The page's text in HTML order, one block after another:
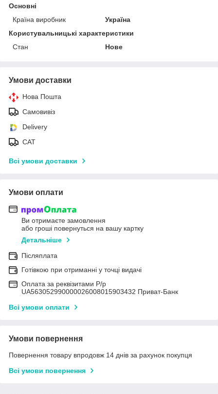
Основні
Країна виробник
Україна
Користувальницькі характеристики
Стан
Нове
Умови доставки
Нова Пошта
Самовивіз
Delivery
САТ
Всі умови доставки
Умови оплати
Ви отримаєте замовлення
або гроші повернуться на вашу картку
Детальніше
Післяплата
Готівкою при отриманні у точці видачі
Оплата за реквізитами Р/р
UA563052990000026008015903432 Приват-Банк
Всі умови оплати
Умови повернення
Повернення товару впродовж 14 днів за рахунок покупця
Всі умови повернення